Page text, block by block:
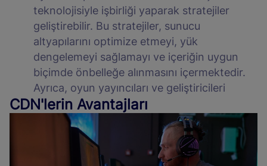
teknolojisiyle işbirliği yaparak stratejiler
geliştirebilir. Bu stratejiler, sunucu
altyapılarını optimize etmeyi, yük
dengelemeyi sağlamayı ve içeriğin uygun
biçimde önbelleğe alınmasını içermektedir.
Ayrıca, oyun yayıncıları ve geliştiricileri
CDN'lerin Avantajları